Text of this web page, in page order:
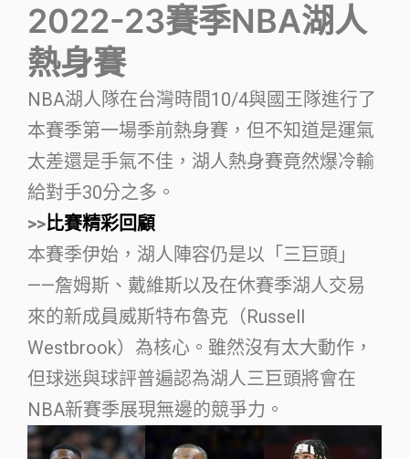
2022-23賽季NBA湖人
熱身賽
NBA湖人隊在台灣時間10/4與國王隊進行了
本賽季第一場季前熱身賽，但不知道是運氣
太差還是手氣不佳，湖人熱身賽竟然爆冷輸
給對手30分之多。
>>比賽精彩回顧
本賽季伊始，湖人陣容仍是以「三巨頭」
——詹姆斯、戴維斯以及在休賽季湖人交易
來的新成員威斯特布魯克（Russell
Westbrook）為核心。雖然沒有太大動作，
但球迷與球評普遍認為湖人三巨頭將會在
NBA新賽季展現無邊的競爭力。